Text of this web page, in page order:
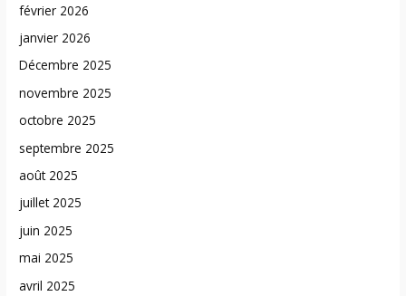
février 2026
janvier 2026
Décembre 2025
novembre 2025
octobre 2025
septembre 2025
août 2025
juillet 2025
juin 2025
mai 2025
avril 2025